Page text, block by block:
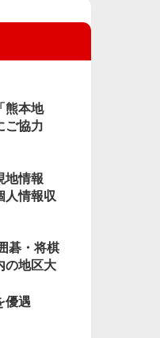
熊本地
ご協力
地情報
情報収
碁・将棋
地区大
優遇